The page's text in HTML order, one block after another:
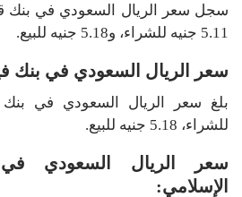
سجل سعر الريال السعودي في بنك
5.11 جنيه للشراء، و5.18 جنيه للبيع.
سعر الريال السعودي في بنك
للشراء، 5.18 جنيه للبيع.
سعر الريال السعودي
الإسلامي: